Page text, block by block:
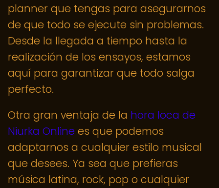
planner que tengas para asegurarnos
de que todo se ejecute sin problemas.
Desde la llegada a tiempo hasta la
realización de los ensayos, estamos
aquí para garantizar que todo salga
perfecto.
Otra gran ventaja de la hora loca de
Niurka Online es que podemos
adaptarnos a cualquier estilo musical
que desees. Ya sea que prefieras
música latina, rock, pop o cualquier